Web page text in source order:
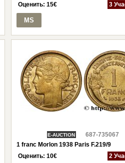
Оценить:15€ 3
MS
E-AUCTION
687-735067
1 franc Morlon 1938 Paris F.219/9
Оценить:10€ 2